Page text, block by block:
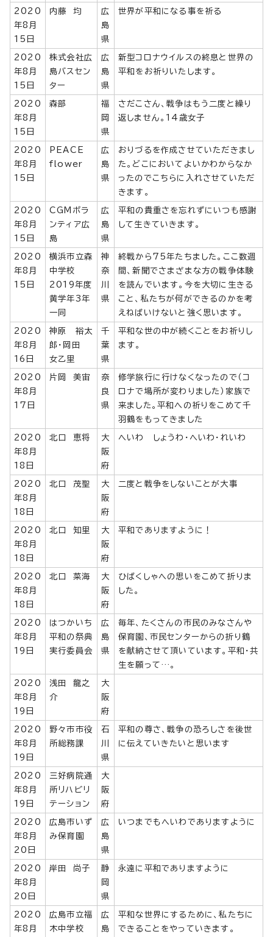
2020
年8月
15日
内藤 均
広
島
県
世界が平和になる事を祈る
2020
年8月
15日
株式会社広
島バスセン
ター
広
島
県
新型コロナウイルスの終息と世界の
平和をお祈りいたします。
2020
年8月
15日
森部
福
岡
県
さだこさん、戦争はもう二度と繰り
返しません。14歳女子
2020
年8月
15日
PEACE
flower
広
島
県
おりづるを作成させていただきまし
た。どこにおいてよいかわからなか
ったのでこちらに入れさせていただ
きます。
2020
年8月
15日
CGMボラ
ンティア広
島
広
島
県
平和の貴重さを忘れずにいつも感謝
して生きていきます。
2020
年8月
15日
横浜市立森
中学校
2019年度
黄学年3年
一同
神
奈
川
県
終戦から75年たちました。ここ数週
間、新聞でさまざまな方の戦争体験
を読んでいます。今を大切に生きる
こと、私たちが何ができるのかを考
えねばいけないと強く思います。
2020
年8月
16日
神原 裕太
郎・岡田
女乙里
千
葉
県
平和な世の中が続くことをお祈りし
ます。
2020
年8月
17日
片岡 美宙
奈
良
県
修学旅行に行けなくなったので（コ
ロナで場所が変わりました）家族で
来ました。平和への祈りをこめて千
羽鶴をもってきました
2020
年8月
18日
北口 恵将
大
阪
府
へいわ しょうわ・へいわ・れいわ
2020
年8月
18日
北口 茂聖
大
阪
府
二度と戦争をしないことが大事
2020
年8月
18日
北口 知里
大
阪
府
平和でありますように！
2020
年8月
18日
北口 菜海
大
阪
府
ひばくしゃへの思いをこめて折りま
した。
2020
年8月
19日
はつかいち
平和の祭典
実行委員会
広
島
県
毎年、たくさんの市民のみなさんや
保育園、市民センターからの折り鶴
を献納させて頂いています。平和・共
生を願って…。
2020
年8月
19日
浅田 龍之
介
大
阪
府
2020
年8月
19日
野々市市役
所総務課
石
川
県
平和の尊さ、戦争の恐ろしさを後世
に伝えていきたいと思います
2020
年8月
19日
三好病院通
所リハビリ
テーション
大
阪
府
2020
年8月
20日
広島市いず
み保育園
広
島
県
いつまでもへいわでありますように
2020
年8月
20日
岸田 尚子
静
岡
県
永遠に平和でありますように
2020
年8月
広島市立福
木中学校
広
島
平和な世界にするために、私たちに
できることをやっていきます。